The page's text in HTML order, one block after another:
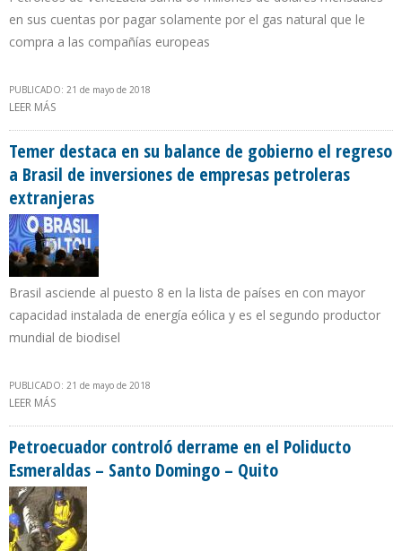
en sus cuentas por pagar solamente por el gas natural que le
compra a las compañías europeas
PUBLICADO: 21 de mayo de 2018
LEER MÁS
Temer destaca en su balance de gobierno el regreso
a Brasil de inversiones de empresas petroleras
extranjeras
Brasil asciende al puesto 8 en la lista de países en con mayor
capacidad instalada de energía eólica y es el segundo productor
mundial de biodisel
PUBLICADO: 21 de mayo de 2018
LEER MÁS
Petroecuador controló derrame en el Poliducto
Esmeraldas – Santo Domingo – Quito